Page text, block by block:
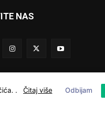
NAS
. Čitaj više Odbijam